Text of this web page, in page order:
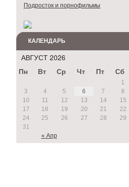
Подросток и порнофильмы
КАЛЕНДАРЬ
АВГУСТ 2026
Пн
Вт Ср Чт Пт Сб
« Апр
1
3
4 5 6 7 8
10
11 12 13 14 15
17
18 19 20 21 22
24
25 26 27 28 29
31